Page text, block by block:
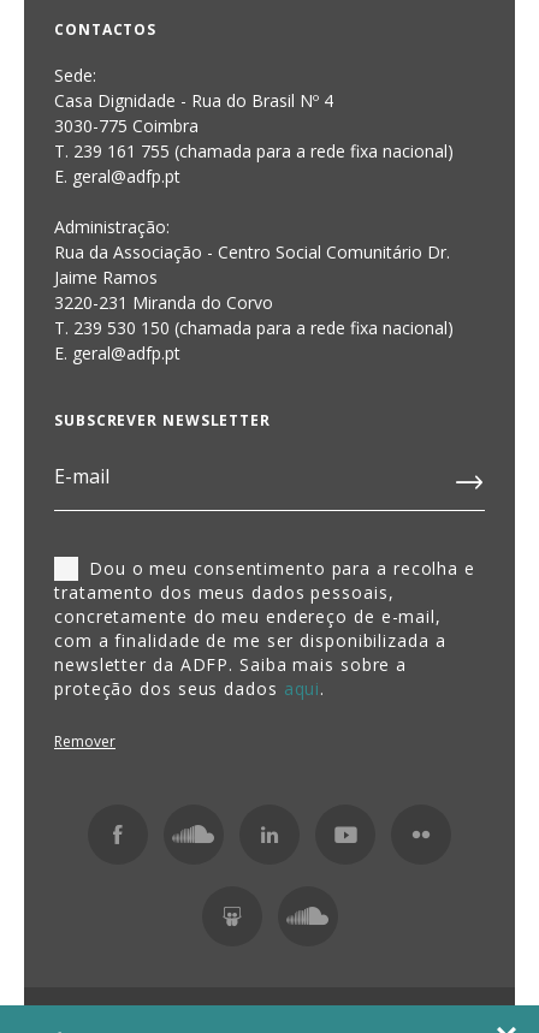
CONTACTOS
Sede:
Casa Dignidade - Rua do Brasil Nº 4
3030-775 Coimbra
T. 239 161 755 (chamada para a rede fixa nacional)
E. geral@adfp.pt
Administração:
Rua da Associação - Centro Social Comunitário Dr.
Jaime Ramos
3220-231 Miranda do Corvo
T. 239 530 150 (chamada para a rede fixa nacional)
E. geral@adfp.pt
SUBSCREVER NEWSLETTER
Dou o meu consentimento para a recolha e
tratamento dos meus dados pessoais,
concretamente do meu endereço de e-mail,
com a finalidade de me ser disponibilizada a
newsletter da ADFP. Saiba mais sobre a
proteção dos seus dados aqui.
Remover